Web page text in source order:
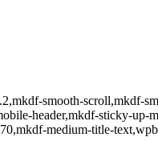
smooth-scroll,mkdf-
header,mkdf-sticky-up-
medium-title-